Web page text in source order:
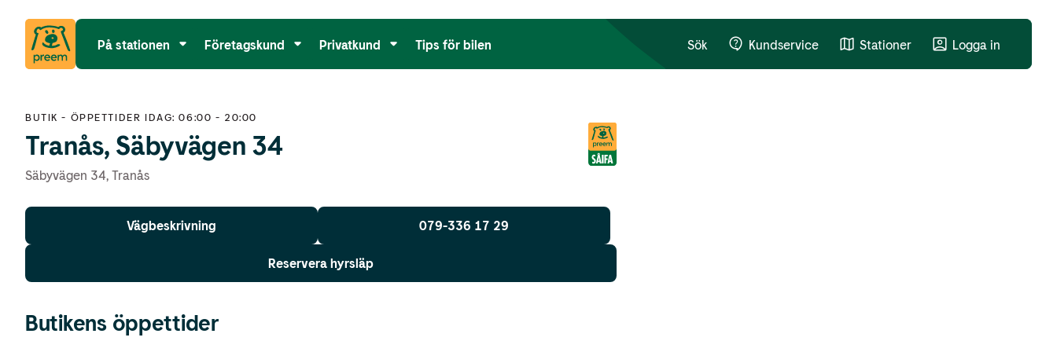
På stationen Företagskund Privatkund Tips för bilen Sök Kundservice Stationer Logga in
BUTIK - ÖPPETTIDER IDAG: 06:00 - 20:00
Tranås, Säbyvägen 34
Säbyvägen 34, Tranås
Vägbeskrivning 079-336 17 29
Reservera hyrsläp
Butikens öppettider